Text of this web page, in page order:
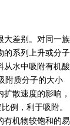
大差别。对同一族
的系列上升或分子
从水中吸附有机酸
附质分子的大小
散速度的影响，
例，利于吸附。
有机物较饱和的易